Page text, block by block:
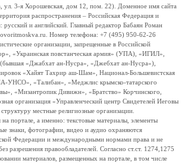
3-я Хорошевская, дом 12, пом. 22). Доменное имя сайта
распространения – Российская Федерация и
и английский. Главный редактор Бабаян Роман
Номер телефона: +7 (495) 950-62-26
организации, запрещенные в Российской
«Украинская повстанческая армия» (УПА), «ИГИЛ»,
«Джабхат ан-Нусра», «Джебхат ан-Нусра»),
«Хайят Тахрир аш-Шам», Национал-Большевистская
УНСО», «Талибан», «Меджлис крымско-татарского
«Мизантропик Дивижн», «Братство» Корчинского,
организация «Управленческий центр Свидетелей Иеговы
местные религиозные организации.
портале, а именно: текстовые материалы, элементы
знаки, фотографии, видео и аудио охраняются
Федерации и международными нормами права и не
разрешения правообладателей. Согласно ст.ст. 1274,1275
материалов, размещенных на портале, в том числе